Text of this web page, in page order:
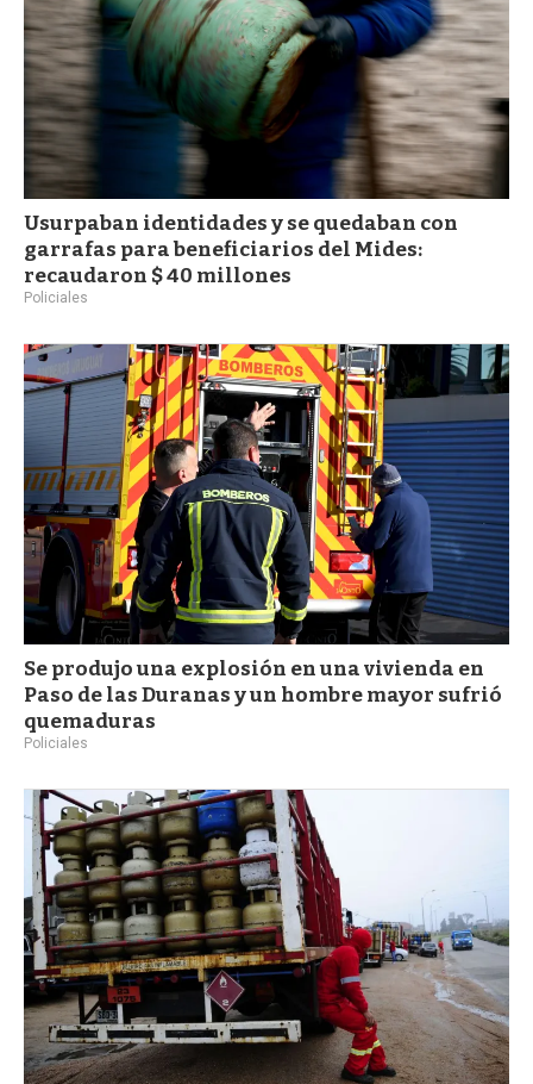
Usurpaban identidades y se quedaban con
garrafas para beneficiarios del Mides:
recaudaron $ 40 millones
Policiales
Se produjo una explosión en una vivienda en
Paso de las Duranas y un hombre mayor sufrió
quemaduras
Policiales